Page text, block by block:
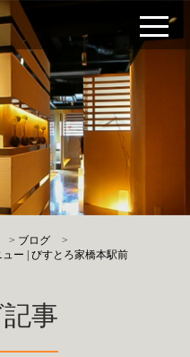
> ブログ
>
ー | びすとろ家橋本駅前
事